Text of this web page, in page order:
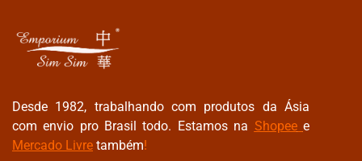
Desde 1982, trabalhando com produtos da Ásia
com envio pro Brasil todo. Estamos na Shopee e
Mercado Livre também!